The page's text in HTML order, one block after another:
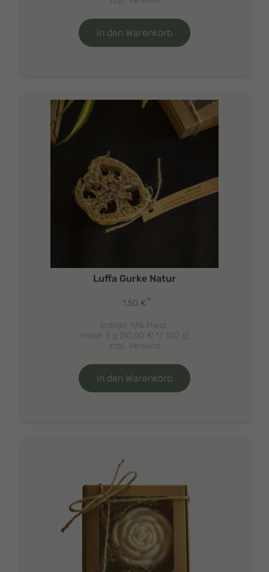
In den Warenkorb
Luffa Gurke Natur
1,50 €*
Enthält 19% Mwst.
Inhalt 3 g (50,00 € */ 100 g)
zzgl. Versand
In den Warenkorb